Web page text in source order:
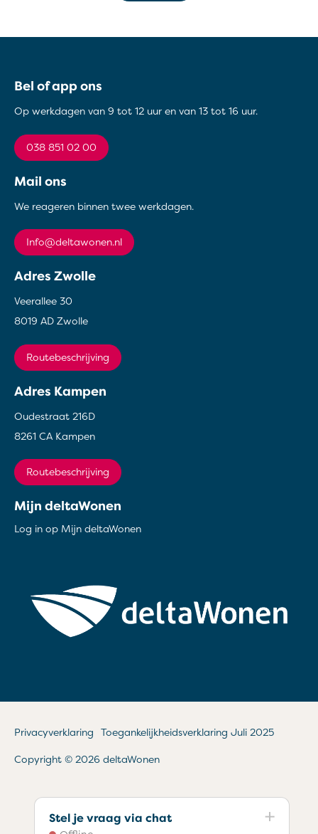
Contactinformatie
Bel of app ons
Op werkdagen van 9 tot 12 uur en van 13 tot 16 uur.
038 851 02 00
Mail ons
We reageren binnen twee werkdagen.
info@deltawonen.nl
Adres Zwolle
Veerallee 30
8019 AD Zwolle
Routebeschrijving
Adres Kampen
Oudestraat 216D
8261 CA Kampen
Routebeschrijving
Mijn deltaWonen
Log in op Mijn deltaWonen
Copyright © 2026 deltaWonen
Privacyverklaring Toegankelijkheidsverklaring Juli 2025
Stel je vraag via chat